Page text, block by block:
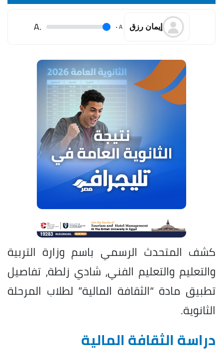
إيمان رزق A
.
.A
كشف المتحدث الرسمي باسم وزارة التربية
والتعليم والتعليم الفني، شادي زلطة، تفاصيل
تطبيق مادة “الثقافة المالية” لطلاب المرحلة
الثانوية.
دراسة الثقافة المالية